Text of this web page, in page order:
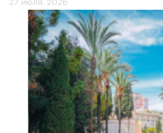
27 июля, 2026